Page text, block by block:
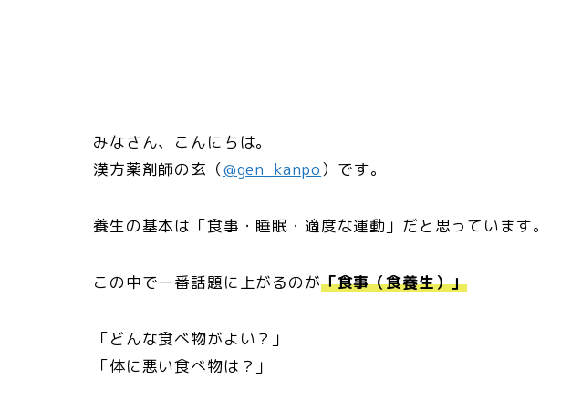
みなさん、こんにちは。
漢方薬剤師の玄（@gen_kanpo）です。
養生の基本は「食事・睡眠・適度な運動」だと思っています。
この中で一番話題に上がるのが「食事（食養生）」
「どんな食べ物がよい？」
「体に悪い食べ物は？」